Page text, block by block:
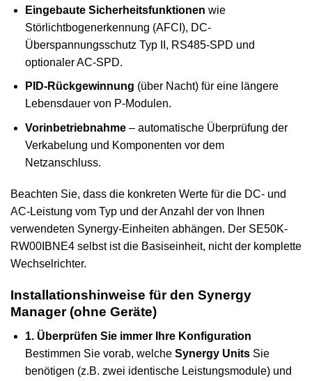
Eingebaute Sicherheitsfunktionen wie
Störlichtbogenerkennung (AFCI), DC-
Überspannungsschutz Typ II, RS485-SPD und
optionaler AC-SPD.
PID-Rückgewinnung (über Nacht) für eine längere
Lebensdauer von P-Modulen.
Vorinbetriebnahme– automatische Überprüfung der
Verkabelung und Komponenten vor dem
Netzanschluss.
Beachten Sie, dass die konkreten Werte für die DC- und
AC-Leistung vom Typ und der Anzahl der von Ihnen
verwendeten Synergy-Einheiten abhängen. Der SE50K-
RW00IBNE4 selbst ist die Basiseinheit, nicht der komplette
Wechselrichter.
Installationshinweise für den Synergy
Manager (ohne Geräte)
1. Überprüfen Sie immer Ihre Konfiguration
Bestimmen Sie vorab, welche Synergy UnitsSie
benötigen (z.B. zwei identische Leistungsmodule) und